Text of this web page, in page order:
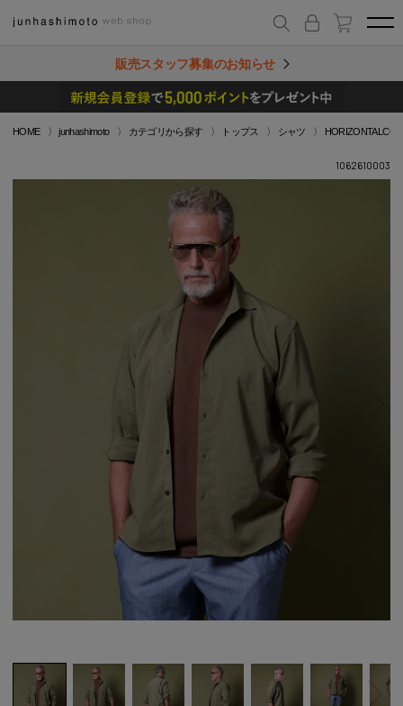
販売スタッフ募集のお知らせ
HOME junhashimoto カテゴリから探す トップス シャツ
1062610003